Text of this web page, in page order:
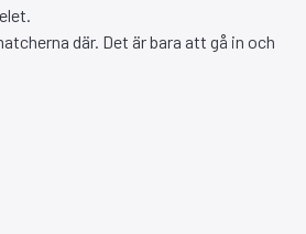
där. Det är bara att gå in och